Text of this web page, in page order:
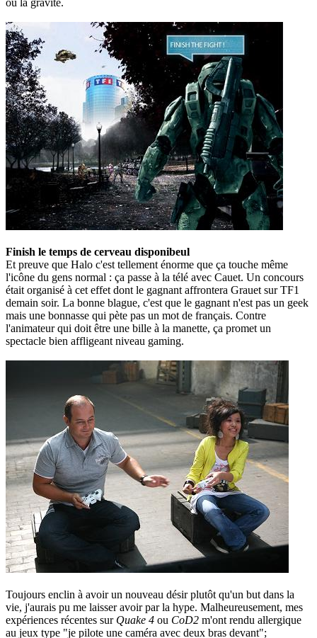
ou la gravité.
Finish le temps de cerveau disponibeul
Et preuve que Halo c'est tellement énorme que ça touche même
l'icône du gens normal : ça passe à la télé avec Cauet. Un concours
était organisé à cet effet dont le gagnant affrontera Grauet sur TF1
demain soir. La bonne blague, c'est que le gagnant n'est pas un geek
mais une bonnasse qui pète pas un mot de français. Contre
l'animateur qui doit être une bille à la manette, ça promet un
spectacle bien affligeant niveau gaming.
Toujours enclin à avoir un nouveau désir plutôt qu'un but dans la
vie, j'aurais pu me laisser avoir par la hype. Malheureusement, mes
expériences récentes sur Quake 4 ou CoD2 m'ont rendu allergique
au jeux type "je pilote une caméra avec deux bras devant";